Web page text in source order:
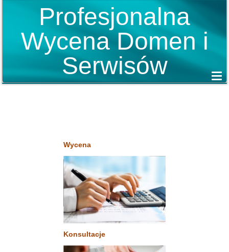
Profesjonalna
Wycena Domen i
Serwisów
Wycena
Konsultacje